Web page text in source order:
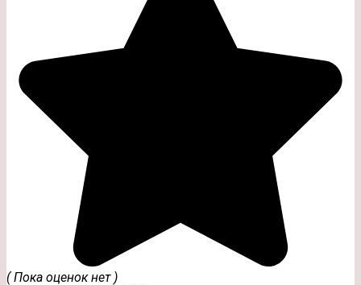
( Пока оценок нет )